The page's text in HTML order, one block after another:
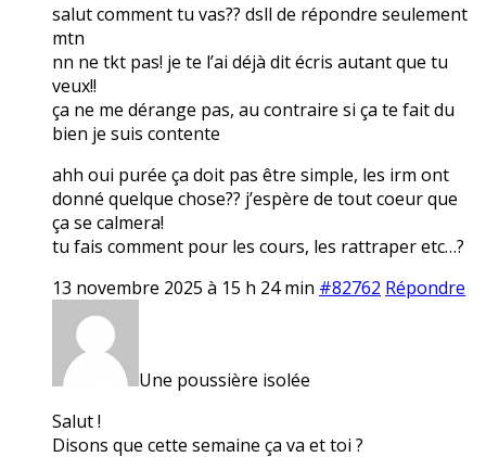
salut comment tu vas?? dsll de répondre seulement
mtn
nn ne tkt pas! je te l’ai déjà dit écris autant que tu
veux!!
ça ne me dérange pas, au contraire si ça te fait du
bien je suis contente
ahh oui purée ça doit pas être simple, les irm ont
donné quelque chose?? j’espère de tout coeur que
ça se calmera!
tu fais comment pour les cours, les rattraper etc…?
13 novembre 2025 à 15 h 24 min #82762 Répondre
Une poussière isolée
Salut !
Disons que cette semaine ça va et toi ?